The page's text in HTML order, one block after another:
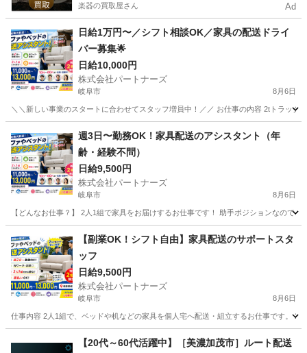
楽器の買取屋さん Ad
日給1万円〜／シフト相談OK／家具の配送ドライ
バー募集🌟
日給10,000円
株式会社パートナーズ
岐阜市 8月6日
＼＼新しい事業のスタートに合わせてスタッフ増員中！／／ お仕事の内容 2tトラッ
配送 スタッフ
週3日〜勤務OK！家具配送のアシスタント（年
齢・経験不問）
日給9,500円
株式会社パートナーズ
岐阜市 8月6日
【どんなお仕事？】 2人1組で家具をお届けするお仕事です！ 助手ポジションなので
配送 夏休み
【副業OK！シフト自由】家具配送のサポートスタ
ッフ
日給9,500円
株式会社パートナーズ
岐阜市 8月6日
仕事内容 2人1組で、ベッドや机などの家具を個人宅へ配送・組立するお仕事です。
配送 スタッフ
【20代～60代活躍中】［美濃加茂市］ルート配送